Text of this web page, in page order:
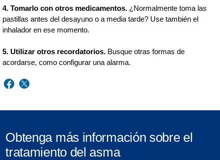
4. Tomarlo con otros medicamentos. ¿Normalmente toma las
pastillas antes del desayuno o a media tarde? Use también el
inhalador en ese momento.
5. Utilizar otros recordatorios. Busque otras formas de
acordarse, como configurar una alarma.
Obtenga más información sobre el
tratamiento del asma